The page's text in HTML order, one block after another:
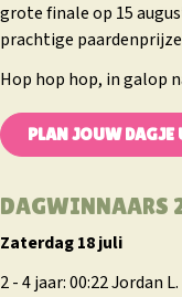
grote finale op 15
prachtige
Hop hop hop, in galop
PLAN JOUW
DAGWINNAARS
Zaterdag 18 juli
2 - 4 jaar: 00:22 Jordan L.